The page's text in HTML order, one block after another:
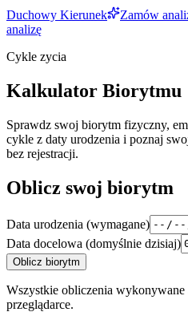
Duchowy Kierunek Zamów
analizę
Cykle zycia
Kalkulator Biorytmu
Sprawdz swoj biorytm fizyczny,
cykle z daty urodzenia i poznaj
bez rejestracji.
Oblicz swoj biorytm
Data urodzenia (wymagane)
Data docelowa (domyślnie dzisiaj)
Oblicz biorytm
Wszystkie obliczenia
przeglądarce.